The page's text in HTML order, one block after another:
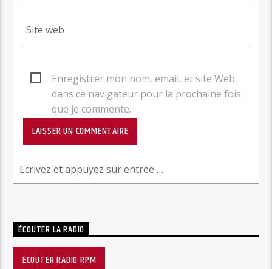
Enregistrer mon nom, email, et site Web
dans ce navigateur pour la prochaine fois
que je commente.
ÉCOUTER LA RADIO
ÉCOUTER RADIO RPM